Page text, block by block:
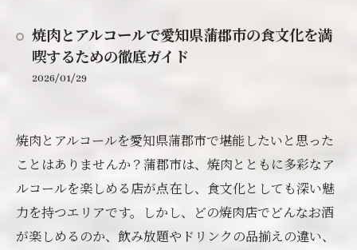
焼肉とアルコールで愛知県蒲郡市の食文化を満
喫するための徹底ガイド
2026/01/29
焼肉とアルコールを愛知県蒲郡市で堪能したいと思った
ことはありませんか？蒲郡市は、焼肉とともに多彩なア
ルコールを楽しめる店が点在し、食文化としても深い魅
力を持つエリアです。しかし、どの焼肉店でどんなお酒
が楽しめるのか、飲み放題やドリンクの品揃えの違い、